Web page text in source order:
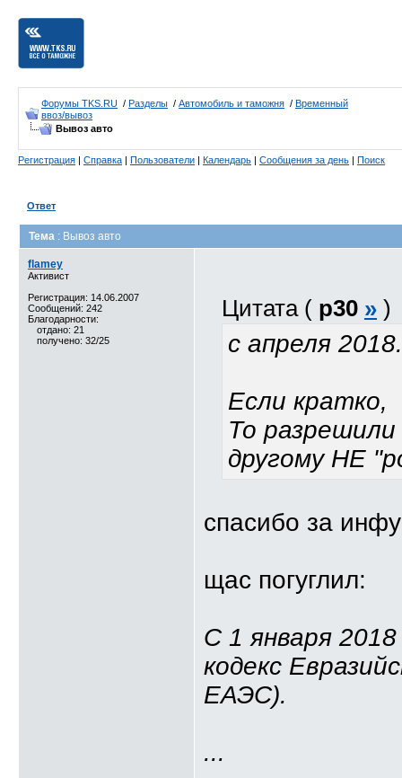
Форумы TKS.RU / Разделы / Автомобиль и таможня / Временный
ввоз/вывоз
Вывоз авто
Регистрация | Справка | Пользователи | Календарь | Сообщения за день | Поиск
Ответ
Тема : Вывоз авто
flamey
Активист
Регистрация: 14.06.2007
Сообщений: 242
Благодарности:
отдано: 21
получено: 32/25
Цитата ( p30 » )
с апреля 2018.
Если кратко,
То
другому НЕ
спасибо за
щас погуглил:
С 1 января
кодекс
ЕАЭС).
...